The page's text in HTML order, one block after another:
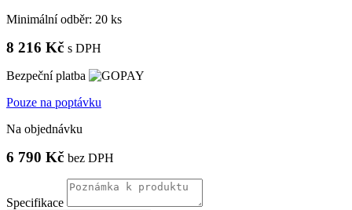
Minimální odběr: 20 ks
8 216 Kč s DPH
Bezpeční platba
Pouze na poptávku
Na objednávku
6 790 Kč bez DPH
Specifikace